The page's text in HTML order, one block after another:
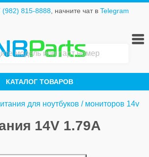
(982) 815-8888, начните чат в Telegram
Parts
КАТАЛОГ ТОВАРОВ
для ноутбуков / мониторов 14v
14V 1.79A